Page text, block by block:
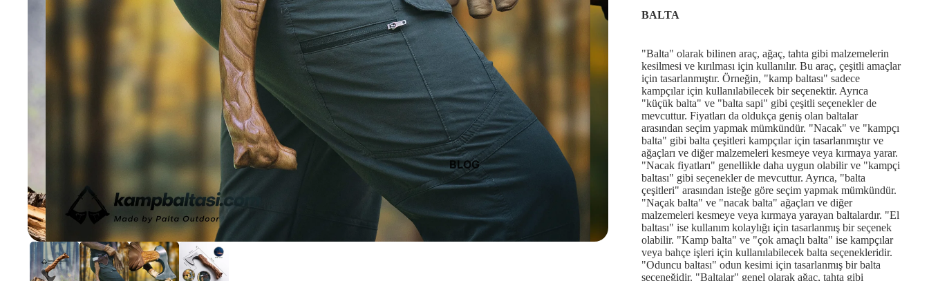
BLOG
BALTA
"Balta" olarak bilinen araç, ağaç, tahta gibi malzemelerin
kesilmesi ve kırılması için kullanılır. Bu araç, çeşitli amaçlar
için tasarlanmıştır. Örneğin, "kamp baltası" sadece
kampçılar için kullanılabilecek bir seçenektir. Ayrıca
"küçük balta" ve "balta sapi" gibi çeşitli seçenekler de
mevcuttur. Fiyatları da oldukça geniş olan baltalar
arasından seçim yapmak mümkündür. "Nacak" ve "kampçı
balta" gibi balta çeşitleri kampçılar için tasarlanmıştır ve
ağaçları ve diğer malzemeleri kesmeye veya kırmaya yarar.
"Nacak fiyatları" genellikle daha uygun olabilir ve "kampçi
baltası" gibi seçenekler de mevcuttur. Ayrıca, "balta
çeşitleri" arasından isteğe göre seçim yapmak mümkündür.
"Naçak balta" ve "nacak balta" ağaçları ve diğer
malzemeleri kesmeye veya kırmaya yarayan baltalardır. "El
baltası" ise kullanım kolaylığı için tasarlanmış bir seçenek
olabilir. "Kamp balta" ve "çok amaçlı balta" ise kampçılar
veya bahçe işleri için kullanılabilecek balta seçenekleridir.
"Oduncu baltası" odun kesimi için tasarlanmış bir balta
seçeneğidir. "Baltalar" genel olarak ağaç, tahta gibi